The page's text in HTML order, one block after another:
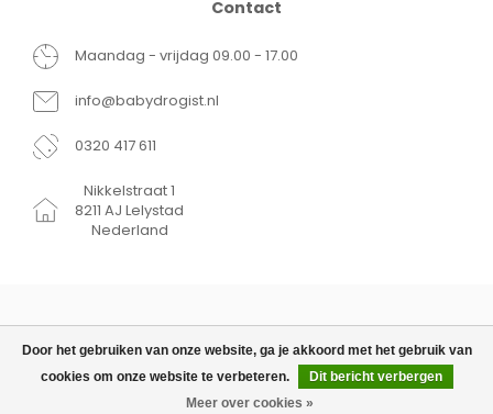
€24,99
TOEVOEGEN AAN
WINKELWAGEN
Door het gebruiken van onze website, ga je akkoord met het gebruik van
cookies om onze website te verbeteren.
Dit bericht verbergen
Meer over cookies »
Contact
Maandag - vrijdag 09.00 - 17.00
info@babydrogist.nl
0320 417 611
Nikkelstraat 1
8211 AJ Lelystad
Nederland
© Copyright 2026 Babydrogist.nl